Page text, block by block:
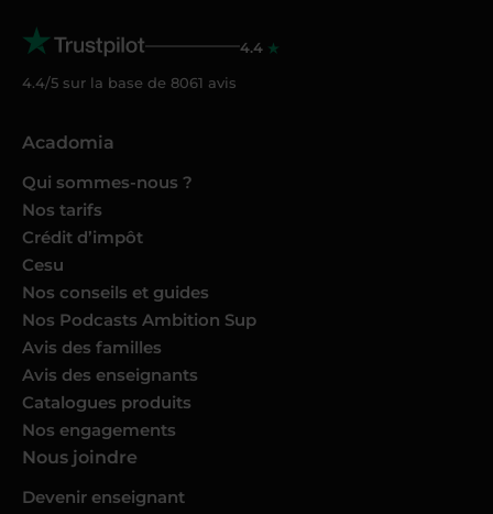
4.4
4.4/5 sur la base de 8061 avis
Acadomia
Qui sommes-nous ?
Nos tarifs
Crédit d’impôt
Cesu
Nos conseils et guides
Nos Podcasts Ambition Sup
Avis des familles
Avis des enseignants
Catalogues produits
Nos engagements
Nous joindre
Devenir enseignant